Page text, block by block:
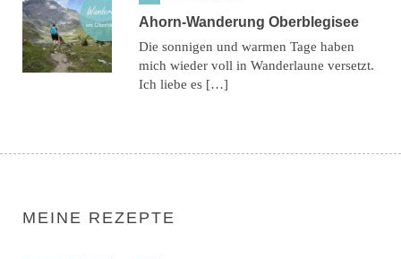
Ahorn-Wanderung Oberblegisee
Die sonnigen und warmen Tage haben
mich wieder voll in Wanderlaune versetzt.
Ich liebe es […]
MEINE REZEPTE